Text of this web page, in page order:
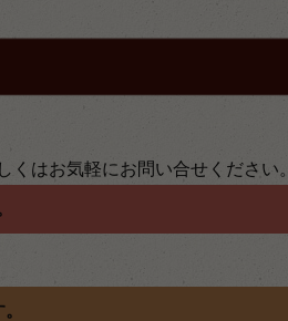
はお気軽にお問い合せください。